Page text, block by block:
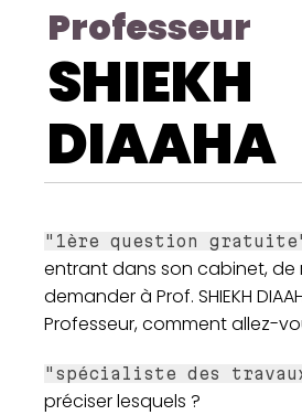
Professeur
SHIEKH
DIAAHA
"1ère question
entrant dans son cabinet, de
demander à Prof. SHIEKH
Professeur, comment allez-
"spécialiste des
préciser lesquels ?